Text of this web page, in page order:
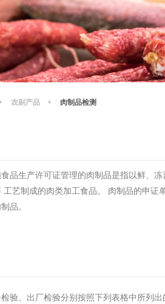
评估调查
耕地质量评价
清洁生产审核
为全球
整体技
农副产品 肉制品检测
品生产许可证管理的肉制品是指以鲜、
工艺制成的肉类加工食品。 肉制品的申
品。
验、出厂检验分别按照下列表格中所列